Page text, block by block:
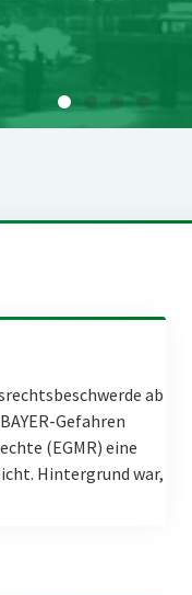
ab
Gefahren
(EGMR) eine
Hintergrund war,